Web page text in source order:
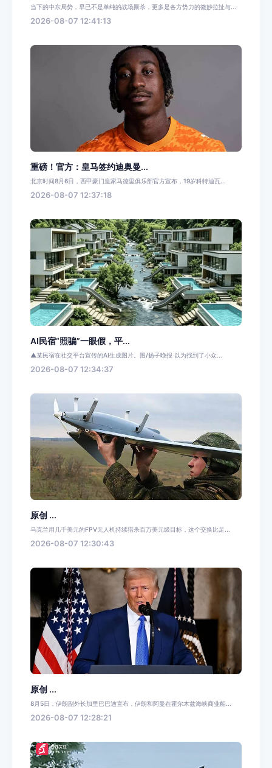
当下的中东局势，早已不是单纯的战场厮杀，更多是各方势力的微妙拉扯与...
2026-08-07 12:41:13
重磅！官方：皇马签约迪奥曼...
北京时间8月6日，西甲豪门皇家马德里俱乐部官方宣布，19岁科特迪瓦...
2026-08-07 12:37:18
AI民宿“照骗”一眼假，平...
▲某民宿在社交平台宣传的AI生成图片。图/扬子晚报 以为找到了小众...
2026-08-07 12:34:37
原创 ...
乌克兰用几千美元的FPV无人机持续猎杀百万美元级目标，这个交换比足...
2026-08-07 12:30:43
原创 ...
8月5日，伊朗副外长加里巴巴迪宣布，伊朗和阿曼在霍尔木兹海峡商业船...
2026-08-07 12:28:21